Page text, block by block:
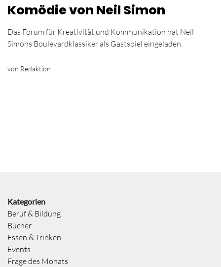
Komödie von Neil Simon
Das Forum für Kreativität und Kommunikation hat Neil
Simons Boulevardklassiker als Gastspiel eingeladen.
von Redaktion
Kategorien
Beruf & Bildung
Bücher
Essen & Trinken
Events
Frage des Monats